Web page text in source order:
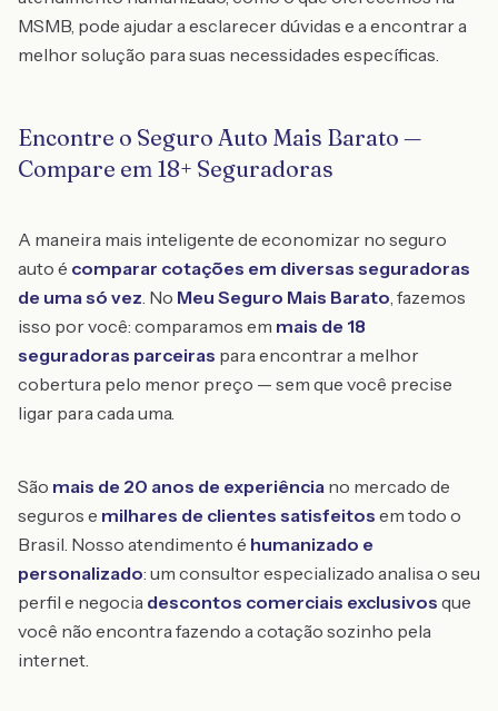
MSMB, pode ajudar a esclarecer dúvidas e a encontrar a
melhor solução para suas necessidades específicas.
Encontre o Seguro Auto Mais Barato —
Compare em 18+ Seguradoras
A maneira mais inteligente de economizar no seguro
auto é comparar cotações em diversas seguradoras
de uma só vez. No Meu Seguro Mais Barato, fazemos
isso por você: comparamos em mais de 18
seguradoras parceiras para encontrar a melhor
cobertura pelo menor preço — sem que você precise
ligar para cada uma.
São mais de 20 anos de experiência no mercado de
seguros e milhares de clientes satisfeitos em todo o
Brasil. Nosso atendimento é humanizado e
personalizado: um consultor especializado analisa o seu
perfil e negocia descontos comerciais exclusivos que
você não encontra fazendo a cotação sozinho pela
internet.